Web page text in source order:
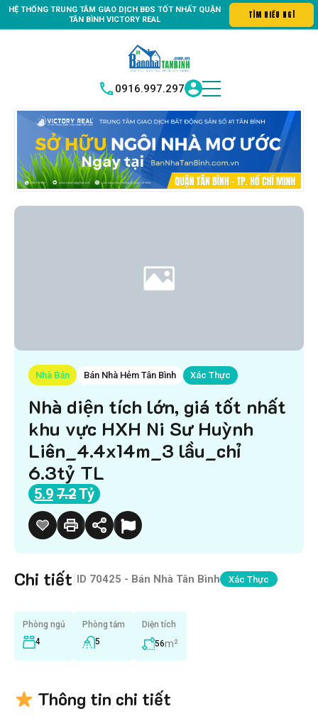
tin số #1 Bất động sản quận Tân Bình "Nơi bạn tìm kiếm bất
0916.997.297
Nhà Bán Bán Nhà Hẻm Tân Bình Xác Thực
Nhà diện tích lớn, giá tốt nhất
khu vực HXH Ni Sư Huỳnh
Liên_4.4x14m_3 lầu_chỉ
6.3tỷ TL
5.9 7.2Tỷ
Chi tiết ID 70425 - Bán Nhà Tân Bình Xác Thực
Phòng ngủ
4
Phòng tắm
5
Diện tích
56m²
Thông tin chi tiết
HỆ THỐNG TRUNG TÂM GIAO DỊCH BĐS TỐT NHẤT QUẬN
TÂN BÌNHVICTORY REAL TÌM H |